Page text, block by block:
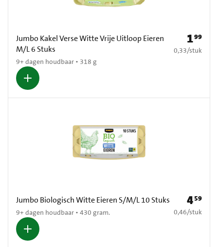
Jumbo Kakel Verse Witte Vrije Uitloop Eieren
M/L 6 Stuks
9+ dagen houdbaar • 318 g
Prijs: €
199
€ 0,33 per stuk
0,33/stuk
Jumbo Biologisch Witte Eieren S/M/L 10 Stuks
9+ dagen houdbaar • 430 gram.
Prijs: €
459
€ 0,46 per stuk
0,46/stuk